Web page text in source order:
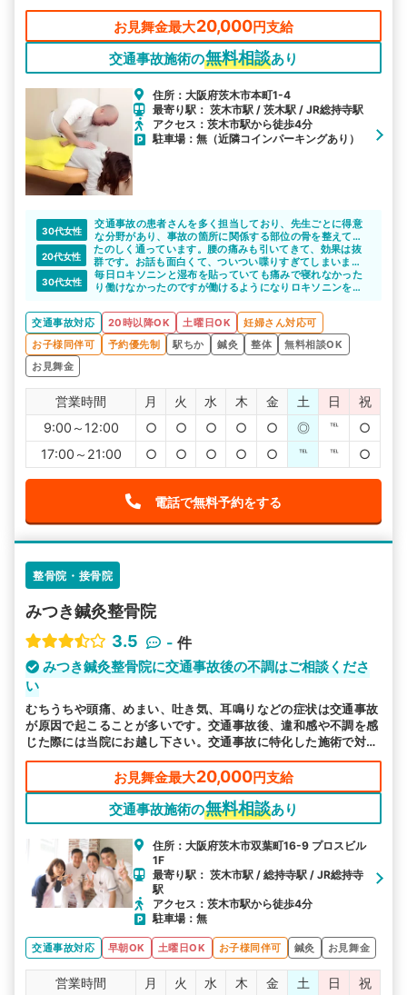
お見舞金最大20,000円支給
交通事故施術の無料相談あり
住所：大阪府茨木市本町1-4
最寄り駅： 茨木市駅 / 茨木駅 / JR総持寺駅
アクセス：茨木市駅から徒歩4分
駐車場：無（近隣コインパーキングあり）
30代女性
交通事故の患者さんを多く担当しており、先生ごとに得意
な分野があり、事故の箇所に関係する部位の骨を整えてく
ださり身体が動けるようになりました。
とても印象も良く保険外の治療も勧められましたがお断り
しても特に印象も悪くなかったです。
20代女性
たのしく通っています。腰の痛みも引いてきて、効果は抜
群です。お話も面白くて、ついつい喋りすぎてしまいま
す。生活に対するアドバイスも頂けるので、大変重宝して
おります。体は良くなってきているので、これを維持でき
30代女性
毎日ロキソニンと湿布を貼っていても痛みで寝れなかった
り働けなかったのですが働けるようになりロキソニンを飲
ざいました。
交通事故対応 20時以降OK 土曜日OK
妊婦さん対応可
お子様同伴可
予約優先制 駅ちか 鍼灸 整体
無料相談OK
お見舞金
営業時間 月 火 水 木 金 土 日
祝
9:00～12:00
○ ○ ○ ○ ○ ◎ ℡
○
17:00～21:00
○ ○ ○ ○ ○ ℡ ℡ ○
電話で無料予約をする
整骨院・接骨院
みつき鍼灸整骨院
3.5
- 件
みつき鍼灸整骨院に交通事故後の不調はご相談くださ
い
むちうちや頭痛、めまい、吐き気、耳鳴りなどの症状は交通事故
が原因で起こることが多いです。交通事故後、違和感や不調を感
じた際には当院にお越し下さい。交通事故に特化した施術で対応
します。
お見舞金最大20,000円支給
交通事故施術の無料相談あり
住所：大阪府茨木市双葉町16-9 プロスビル
1F
最寄り駅： 茨木市駅 / 総持寺駅 / JR総持寺
駅
アクセス：茨木市駅から徒歩4分
駐車場：無
交通事故対応 早朝OK 土曜日OK お子様同伴可 鍼灸 お見舞金
営業時間 月 火 水 木 金 土 日
祝